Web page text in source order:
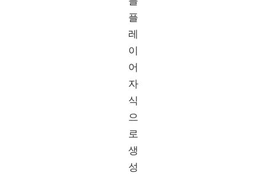
플
레
이
어
자
식
으
로
생
성